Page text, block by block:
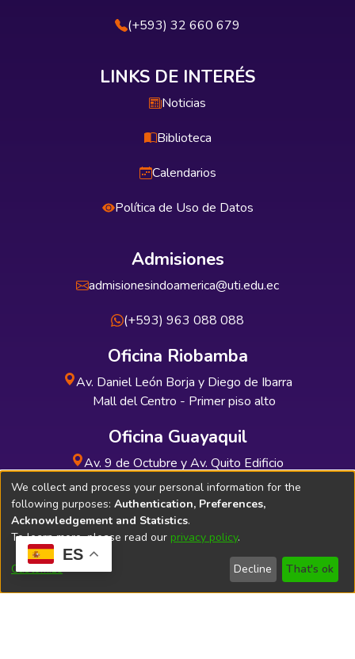
ES
(+593) 32 660 679
LINKS DE INTERÉS
Noticias
Biblioteca
Calendarios
Política de Uso de Datos
Admisiones
admisionesindoamerica@uti.edu.ec
(+593) 963 088 088
Oficina Riobamba
Av. Daniel León Borja y Diego de Ibarra
Mall del Centro - Primer piso alto
Oficina Guayaquil
Av. 9 de Octubre y Av. Quito Edificio
INDUAUTO - Planta baja
Soporte Técnico Bibliolatino.com
We collect and process your personal information for the
following purposes: Authentication, Preferences,
Acknowledgement and Statistics.
To learn more, please read our privacy policy.
Customize Decline That's ok